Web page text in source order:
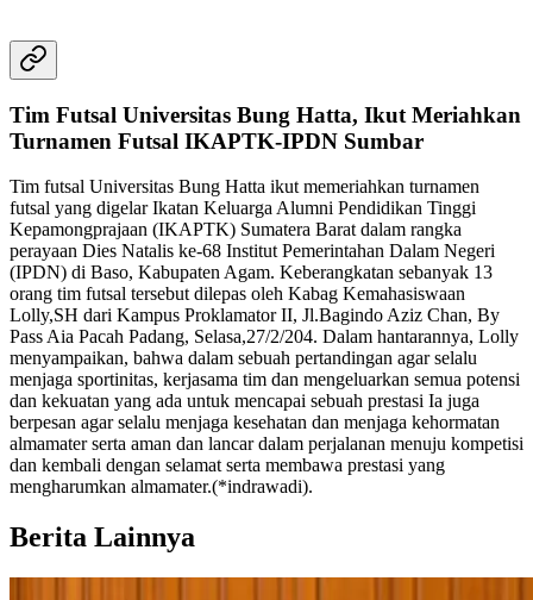
Tim Futsal Universitas Bung Hatta, Ikut Meriahkan
Turnamen Futsal IKAPTK-IPDN Sumbar
Tim futsal Universitas Bung Hatta ikut memeriahkan turnamen
futsal yang digelar Ikatan Keluarga Alumni Pendidikan Tinggi
Kepamongprajaan (IKAPTK) Sumatera Barat dalam rangka
perayaan Dies Natalis ke-68 Institut Pemerintahan Dalam Negeri
(IPDN) di Baso, Kabupaten Agam. Keberangkatan sebanyak 13
orang tim futsal tersebut dilepas oleh Kabag Kemahasiswaan
Lolly,SH dari Kampus Proklamator II, Jl.Bagindo Aziz Chan, By
Pass Aia Pacah Padang, Selasa,27/2/204. Dalam hantarannya, Lolly
menyampaikan, bahwa dalam sebuah pertandingan agar selalu
menjaga sportinitas, kerjasama tim dan mengeluarkan semua potensi
dan kekuatan yang ada untuk mencapai sebuah prestasi Ia juga
berpesan agar selalu menjaga kesehatan dan menjaga kehormatan
almamater serta aman dan lancar dalam perjalanan menuju kompetisi
dan kembali dengan selamat serta membawa prestasi yang
mengharumkan almamater.(*indrawadi).
Berita Lainnya